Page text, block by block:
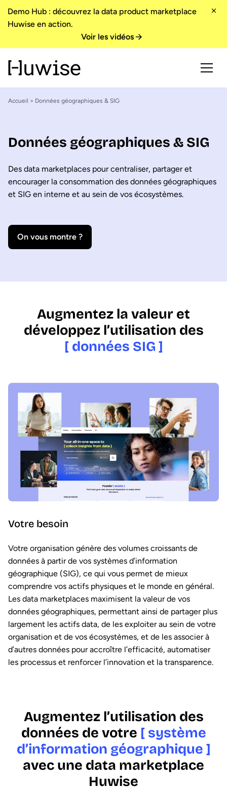
Demo Hub : découvrez la data product marketplace
Huwise en action.
Voir les vidéos
Accueil > Données géographiques & SIG
Données géographiques & SIG
Des data marketplaces pour centraliser, partager et
encourager la consommation des données géographiques
et SIG en interne et au sein de vos écosystèmes.
On vous montre ?
Augmentez la valeur et
développez l’utilisation des
[ données SIG ]
Votre besoin
Votre organisation génère des volumes croissants de
données à partir de vos systèmes d’information
géographique (SIG), ce qui vous permet de mieux
comprendre vos actifs physiques et le monde en général.
Les data marketplaces maximisent la valeur de vos
données géographiques, permettant ainsi de partager plus
largement les actifs data, de les exploiter au sein de votre
organisation et de vos écosystèmes, et de les associer à
d’autres données pour accroître l’efficacité, automatiser
les processus et renforcer l’innovation et la transparence.
Augmentez l’utilisation des
données de votre [ système
d’information géographique ]
avec une data marketplace
Huwise